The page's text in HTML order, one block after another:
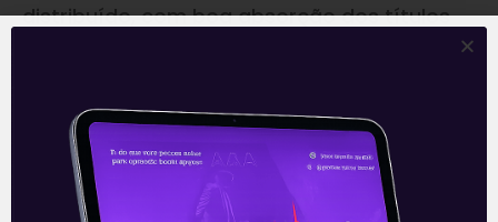
distribuído, com boa absorção dos títulos
indexados à inflação e forte participação de
especialmente nos prazos intermediários. A
manutenção de prêmios atrativos em